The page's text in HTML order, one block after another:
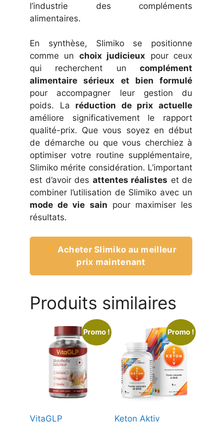
l’industrie des compléments
alimentaires.
En synthèse, Slimiko se positionne
comme un choix judicieux pour ceux
qui recherchent un complément
alimentaire sérieux et bien formulé
pour accompagner leur gestion du
poids. La réduction de prix actuelle
améliore significativement le rapport
qualité-prix. Que vous soyez en début
de démarche ou que vous cherchiez à
optimiser votre routine supplémentaire,
Slimiko mérite considération. L’important
est d’avoir des attentes réalistes et de
combiner l’utilisation de Slimiko avec un
mode de vie sain pour maximiser les
résultats.
Acheter Slimiko au meilleur
prix maintenant
Produits similaires
Promo !
VitaGLP
Promo !
Keton Aktiv